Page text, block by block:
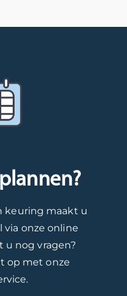
keuring maakt u
via onze online
u nog vragen?
op met onze